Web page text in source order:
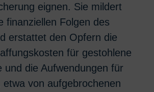
eignen. Sie mildert
finanziellen Folgen des
erstattet den Opfern die
für gestohlene
und die Aufwendungen für
etwa von aufgebrochenen